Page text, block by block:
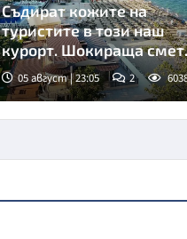
Съдират кожите на
туристите в този наш
курорт. Шокираща
за обяд на плажа
05 август | 23:05 2